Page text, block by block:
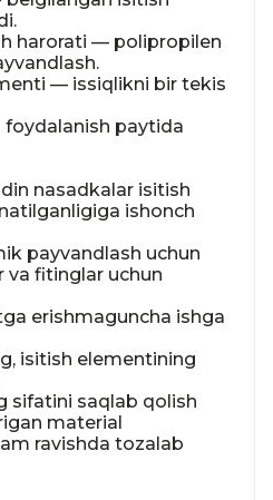
harorati — polipropilen
— issiqlikni bir tekis
foydalanish paytida
nasadkalar isitish
ishonch
payvandlash uchun
va fitinglar uchun
erishmaguncha ishga
isitish elementining
sifatini saqlab qolish
material
ravishda tozalab